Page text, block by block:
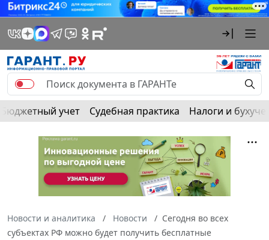
Бюджетный учет Судебная практика Налоги и
Новости и аналитика Новости
Сегодня во всех
субъектах РФ можно будет получить бесплатные